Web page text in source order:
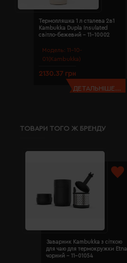
Модель: 11-10-
01(Kambukka)
Термопляшка 1 л сталева 2в1
Kambukka Dupla Insulated
світло-бежевий - 11-10002
2130.37 грн
ДЕТАЛЬНІШЕ...
ТОВАРИ ТОГО Ж БРЕНДУ
Заварник Kambukka з сіткою
для чаю для термокружки Etna
чорний - 11-01054